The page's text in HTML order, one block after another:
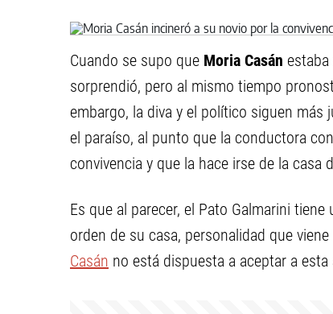
Cuando se supo que Moria Casán
sorprendió, pero al mismo tiempo
embargo, la diva y el político siguen
el paraíso, al punto que la conductora
convivencia y que la hace irse de la casa
Es que al parecer, el Pato Galmarini
orden de su casa, personalidad que
Casán no está dispuesta a aceptar a